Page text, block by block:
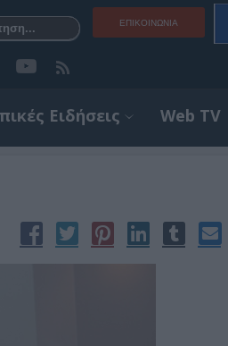
ΕΠΙΚΟΙΝΩΝΊΑ
Ειδήσεις Web TV